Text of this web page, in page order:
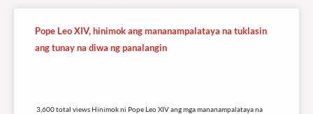
Pope Leo XIV, hinimok ang mananampalataya na tuklasin
ang tunay na diwa ng panalangin
3,600 total views Hinimok ni Pope Leo XIV ang mga mananampalataya na